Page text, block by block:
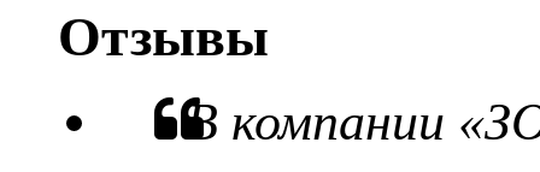
Отзывы
В компании